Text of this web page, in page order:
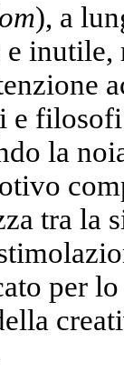
), a
e
la
tra la
per